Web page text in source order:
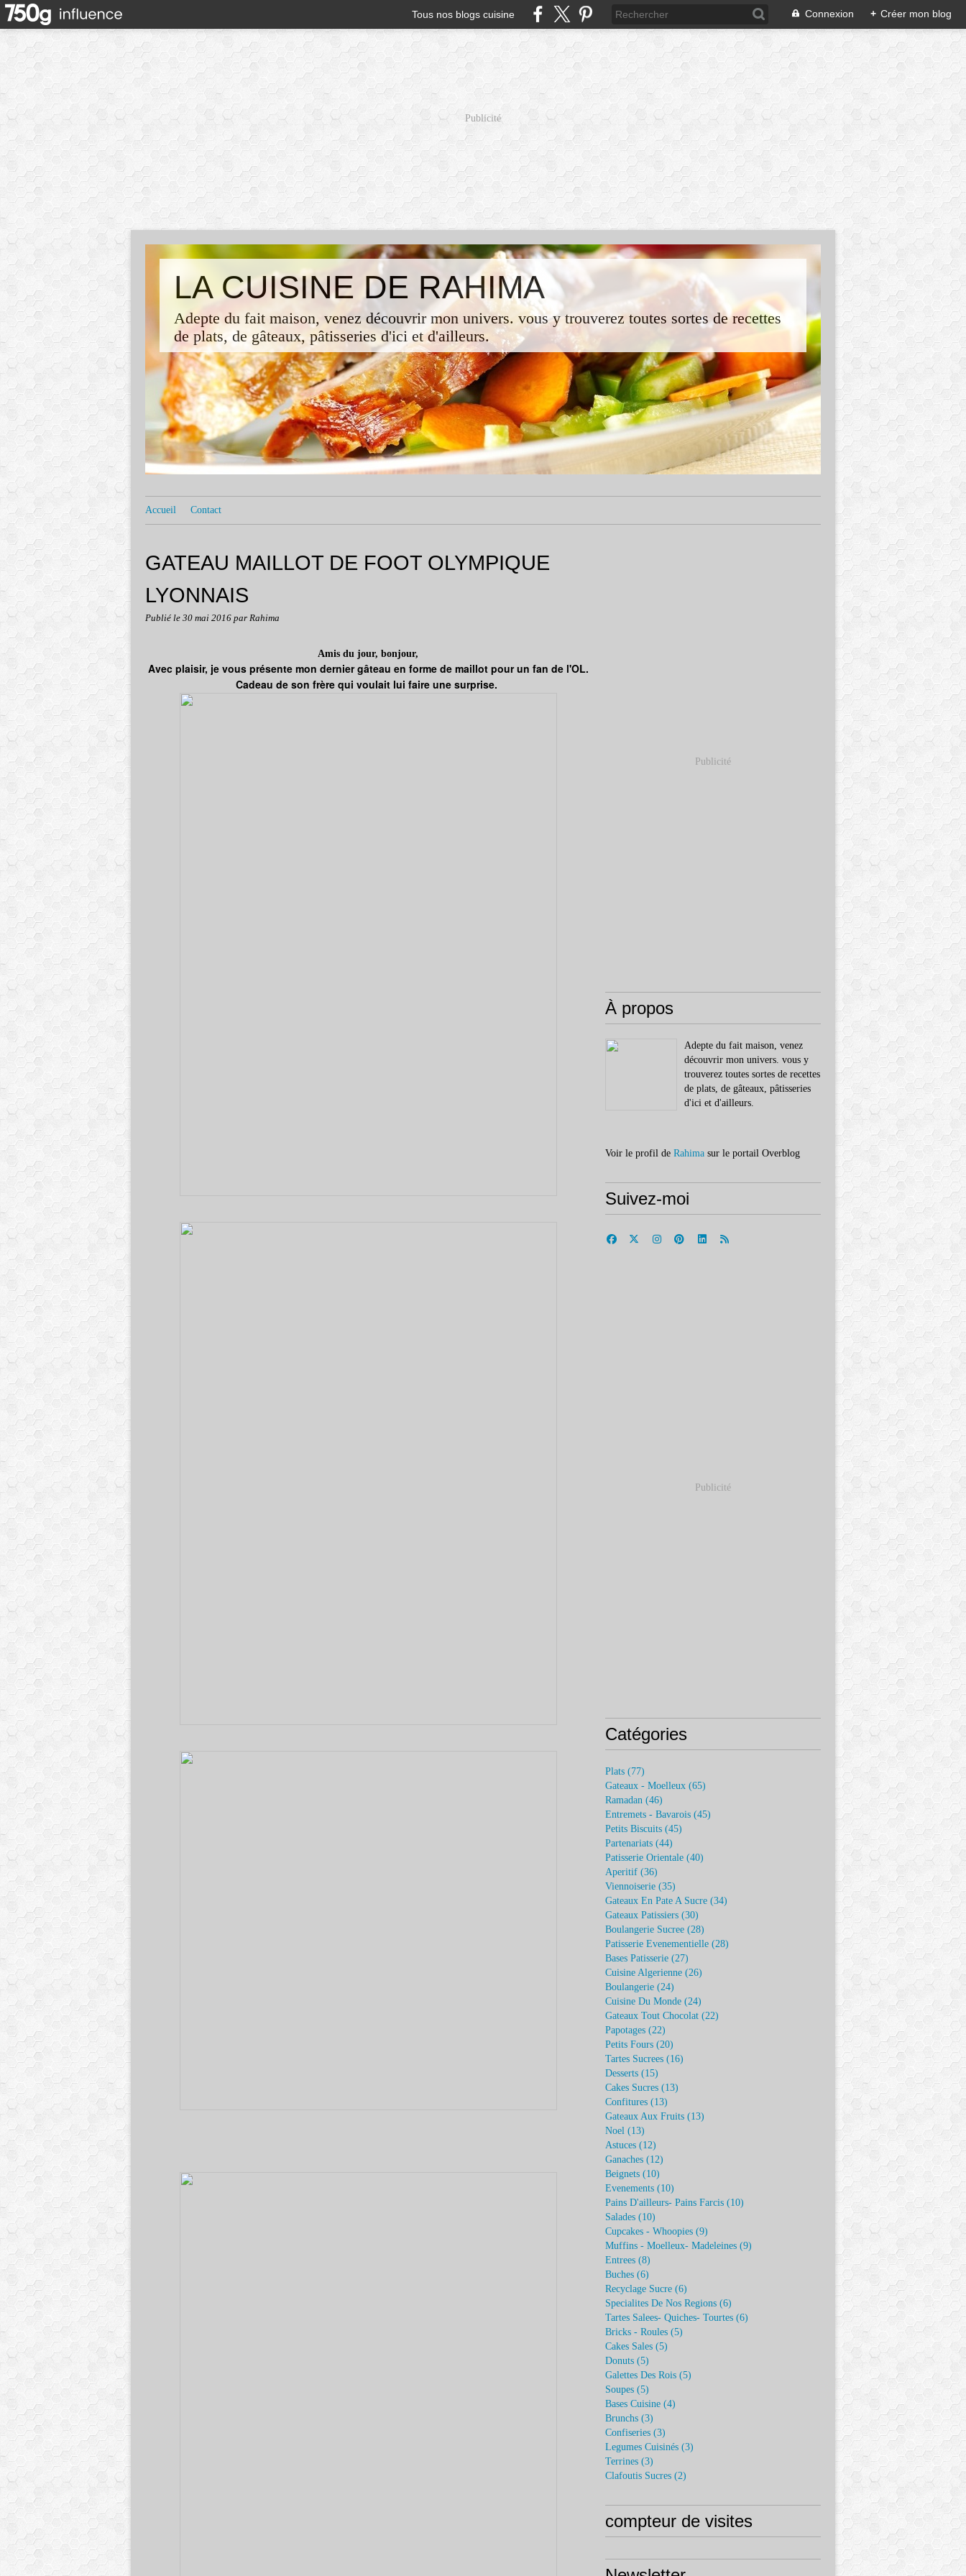
Tous nos blogs cuisine Connexion + Créer mon blog
Publicité
LA CUISINE DE RAHIMA
Adepte du fait maison, venez découvrir mon univers. vous y trouverez toutes sortes de recettes
de plats, de gâteaux, pâtisseries d'ici et d'ailleurs.
Accueil Contact
GATEAU MAILLOT DE FOOT OLYMPIQUE
LYONNAIS
Publié le 30 mai 2016 par Rahima
Amis du jour, bonjour,
Avec plaisir, je vous présente mon dernier gâteau en forme de maillot pour un fan de l'OL.
Cadeau de son frère qui voulait lui faire une surprise.
Publicité
À propos
Adepte du fait maison, venez
découvrir mon univers. vous y
trouverez toutes sortes de recettes
de plats, de gâteaux, pâtisseries
d'ici et d'ailleurs.
Voir le profil de Rahima sur le portail Overblog
Suivez-moi
Publicité
Catégories
Plats (77)
Gateaux - Moelleux (65)
Ramadan (46)
Entremets - Bavarois (45)
Petits Biscuits (45)
Partenariats (44)
Patisserie Orientale (40)
Aperitif (36)
Viennoiserie (35)
Gateaux En Pate A Sucre (34)
Gateaux Patissiers (30)
Boulangerie Sucree (28)
Patisserie Evenementielle (28)
Bases Patisserie (27)
Cuisine Algerienne (26)
Boulangerie (24)
Cuisine Du Monde (24)
Gateaux Tout Chocolat (22)
Papotages (22)
Petits Fours (20)
Tartes Sucrees (16)
Desserts (15)
Cakes Sucres (13)
Confitures (13)
Gateaux Aux Fruits (13)
Noel (13)
Astuces (12)
Ganaches (12)
Beignets (10)
Evenements (10)
Pains D'ailleurs- Pains Farcis (10)
Salades (10)
Cupcakes - Whoopies (9)
Muffins - Moelleux- Madeleines (9)
Entrees (8)
Buches (6)
Recyclage Sucre (6)
Specialites De Nos Regions (6)
Tartes Salees- Quiches- Tourtes (6)
Bricks - Roules (5)
Cakes Sales (5)
Donuts (5)
Galettes Des Rois (5)
Soupes (5)
Bases Cuisine (4)
Brunchs (3)
Confiseries (3)
Legumes Cuisinés (3)
Terrines (3)
Clafoutis Sucres (2)
compteur de visites